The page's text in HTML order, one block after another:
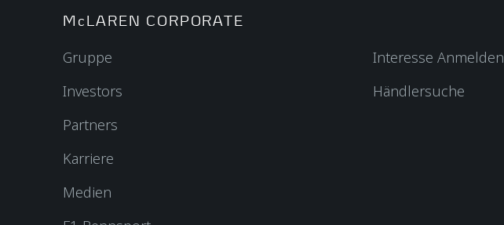
McLAREN CORPORATE
Gruppe
Investors
Partners
Karriere
Medien
Interesse Anmelden
Händlersuche